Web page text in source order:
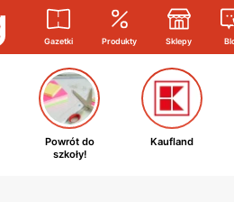
Gazetki Produkty Sklepy
Powrót do
szkoły!
Kaufland